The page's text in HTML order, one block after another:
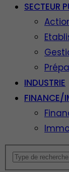
SECTEUR
INDUSTRIE
FINANCE/